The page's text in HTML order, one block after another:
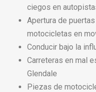
ciegos en
Apertura de
motocicletas en
Conducir bajo la
Carreteras en mal
Glendale
Piezas de